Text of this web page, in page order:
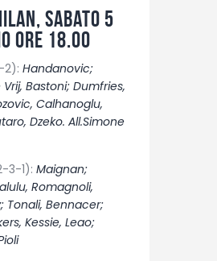
sabato 5
ore 18.00
Handanovic;
Vrij, Bastoni; Dumfries,
Calhanoglu,
Dzeko. All.Simone
3-1): Maignan;
Romagnoli,
Tonali, Bennacer;
Kessie, Leao;